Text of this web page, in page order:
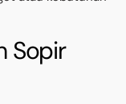
Sopir